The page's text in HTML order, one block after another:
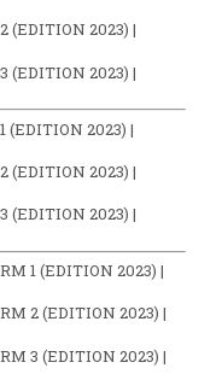
(EDITION 2023) |
(EDITION 2023) |
(EDITION 2023) |
(EDITION 2023) |
(EDITION 2023) |
1 (EDITION 2023) |
2 (EDITION 2023) |
3 (EDITION 2023) |